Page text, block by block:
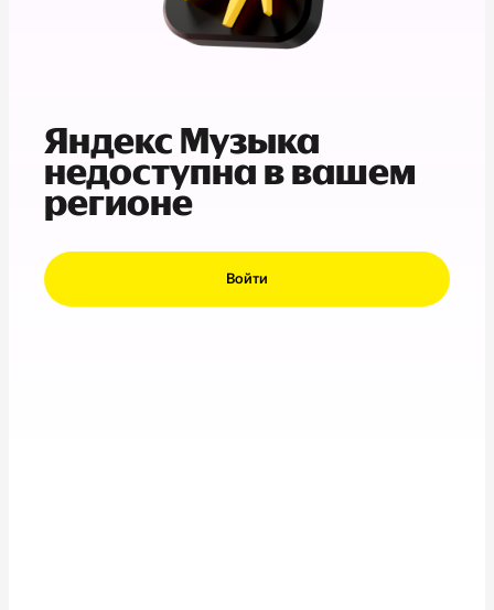
Яндекс Музыка
недоступна в вашем
регионе
Войти